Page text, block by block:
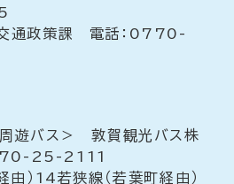
通政策課 電話：0770-
遊バス＞ 敦賀観光バス株
25-2111
由）14若狭線（若葉町経由）